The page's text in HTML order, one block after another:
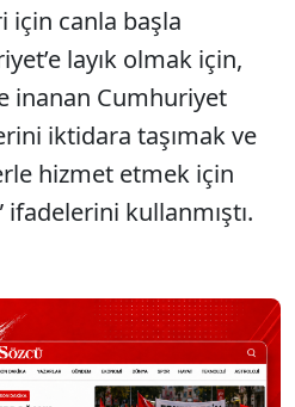
için canla başla
layık olmak için,
inanan Cumhuriyet
iktidara taşımak ve
hizmet etmek için
kullanmıştı.